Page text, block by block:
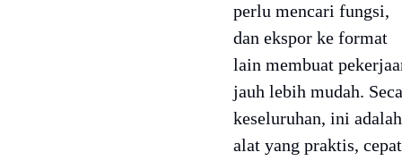
perlu mencari fungsi,
dan ekspor ke format
lain membuat
jauh lebih mudah.
keseluruhan, ini adalah
alat yang praktis,